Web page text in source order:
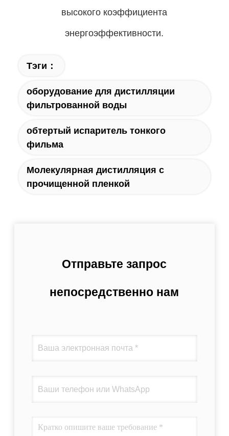
высокого коэффициента
энергоэффективности.
Тэги：
оборудование для дистилляции
фильтрованной воды
обтертый испаритель тонкого
фильма
Молекулярная дистилляция с
прочищенной пленкой
Отправьте запрос
непосредственно нам